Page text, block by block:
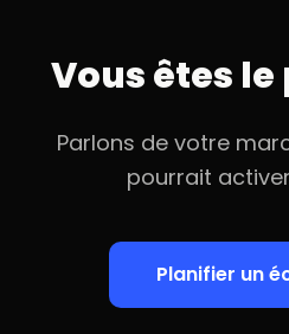
Vous êtes
Parlons de votre
pourrait
Planifier un